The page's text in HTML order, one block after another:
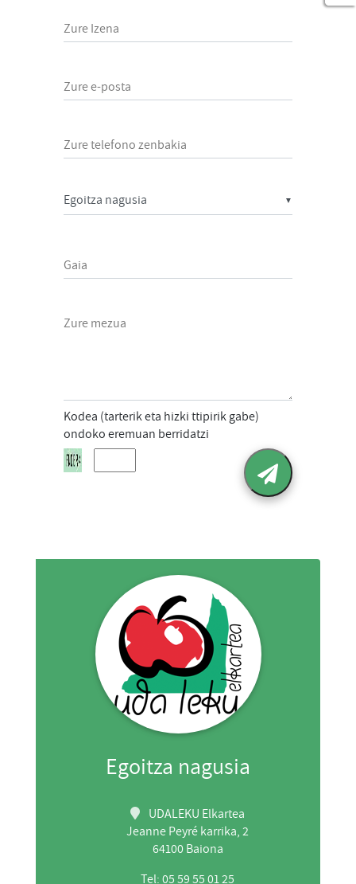
Zure Izena
Zure e-posta
Zure telefono zenbakia
▼
Gaia
Zure mezua
Kodea (tarterik eta hizki ttipirik gabe)
ondoko eremuan berridatzi
Egoitza nagusia
UDALEKU Elkartea
Jeanne Peyré karrika, 2
64100 Baiona
Tel: 05 59 55 01 25